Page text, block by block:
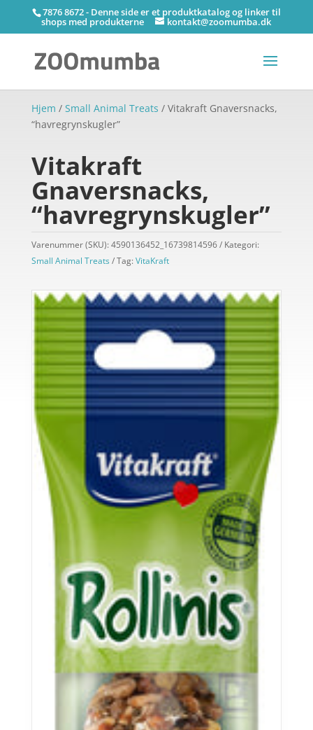
7876 8672 - Denne side er et produktkatalog og linker til
shops med produkterne kontakt@zoomumba.dk
Hjem / Small Animal Treats / Vitakraft Gnaversnacks,
“havregrynskugler”
Vitakraft
Gnaversnacks,
“havregrynskugler”
Varenummer (SKU): 4590136452_16739814596
Kategori:
Small Animal Treats
Tag: VitaKraft